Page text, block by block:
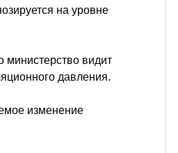
на уровне
министерство видит
давления.
изменение